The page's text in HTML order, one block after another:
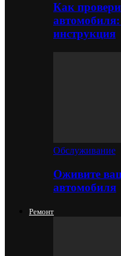
Как
инструкция
Обслуживание
Оживите
автомобиля
Ремонт